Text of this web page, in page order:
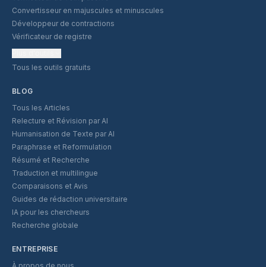
Convertisseur en majuscules et minuscules
Développeur de contractions
Vérificateur de registre
Tous les outils gratuits
BLOG
Tous les Articles
Relecture et Révision par AI
Humanisation de Texte par AI
Paraphrase et Reformulation
Résumé et Recherche
Traduction et multilingue
Comparaisons et Avis
Guides de rédaction universitaire
IA pour les chercheurs
Recherche globale
ENTREPRISE
À propos de nous